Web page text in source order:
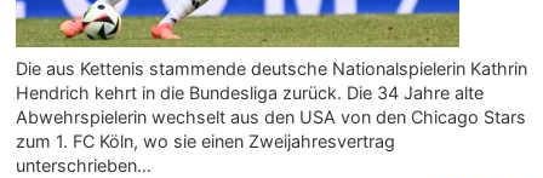
Die aus Kettenis stammende deutsche Nationalspielerin Kathrin
Hendrich kehrt in die Bundesliga zurück. Die 34 Jahre alte
Abwehrspielerin wechselt aus den USA von den Chicago Stars
zum 1. FC Köln, wo sie einen Zweijahresvertrag
unterschrieben…